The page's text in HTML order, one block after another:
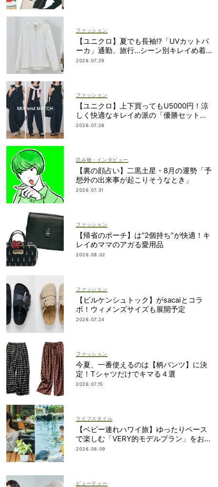
ファッション
【ユニクロ】夏でも長袖⁉「UVカットパ
ーカ」通勤、旅行…シーン別キレイめ着
こなし3選
2026.07.29
ファッション
【ユニクロ】上下買ってもU5000円！涼
しく快適なキレイめ派の「優勝セット」
は着回し力も
2026.07.28
読み物・インタビュー
【裏の顔占い】二黒土星・8月の運勢「予
想外の出来事が起こりそうなとき」
2026.07.31
ファッション
【帰省のポーチ】は“2個持ち”が快適！キ
レイめママのアガる愛用品
2026.08.02
ファッション
【ビルケンシュトック】がsacaiとコラ
ボ！ウィメンズサイズも展開予定
2026.07.24
ファッション
今夏、一番使えるのは【柄パンツ】に決
定！Tシャツだけでキマる４選
2026.07.15
ライフスタイル
【ベビー連れハワイ旅】ゆったりペース
で楽しむ「VERY的モデルプラン」をお届
け！
2026.08.09
ビューティー